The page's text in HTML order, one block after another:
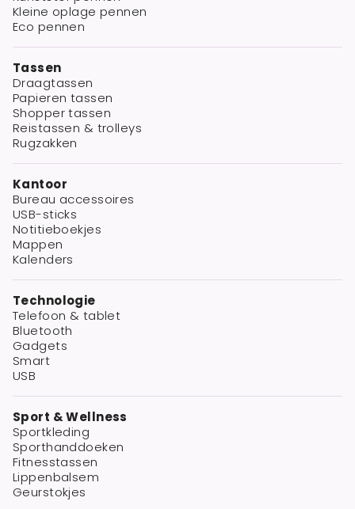
Kleine oplage pennen
Eco pennen
Tassen
Draagtassen
Papieren tassen
Shopper tassen
Reistassen & trolleys
Rugzakken
Kantoor
Bureau accessoires
USB-sticks
Notitieboekjes
Mappen
Kalenders
Technologie
Telefoon & tablet
Bluetooth
Gadgets
Smart
USB
Sport & Wellness
Sportkleding
Sporthanddoeken
Fitnesstassen
Lippenbalsem
Geurstokjes